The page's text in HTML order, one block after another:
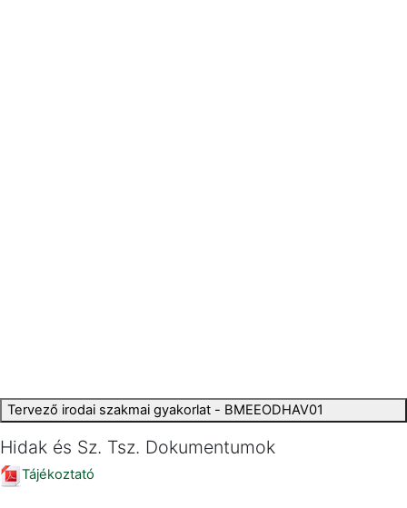
Tervező irodai szakmai gyakorlat - BMEEODHAV01
Hidak és Sz. Tsz. Dokumentumok
Tájékoztató